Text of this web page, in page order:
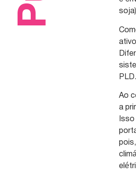
PLD.
Ao
a